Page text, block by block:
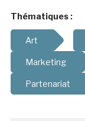
Thématiques :
Art
Marketing
Partenariat